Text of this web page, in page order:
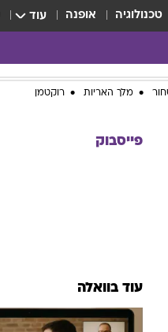
טכנולוגיה אופנה עוד
מלך האריות רוקטמן
פייסבוק
עוד בוואלה